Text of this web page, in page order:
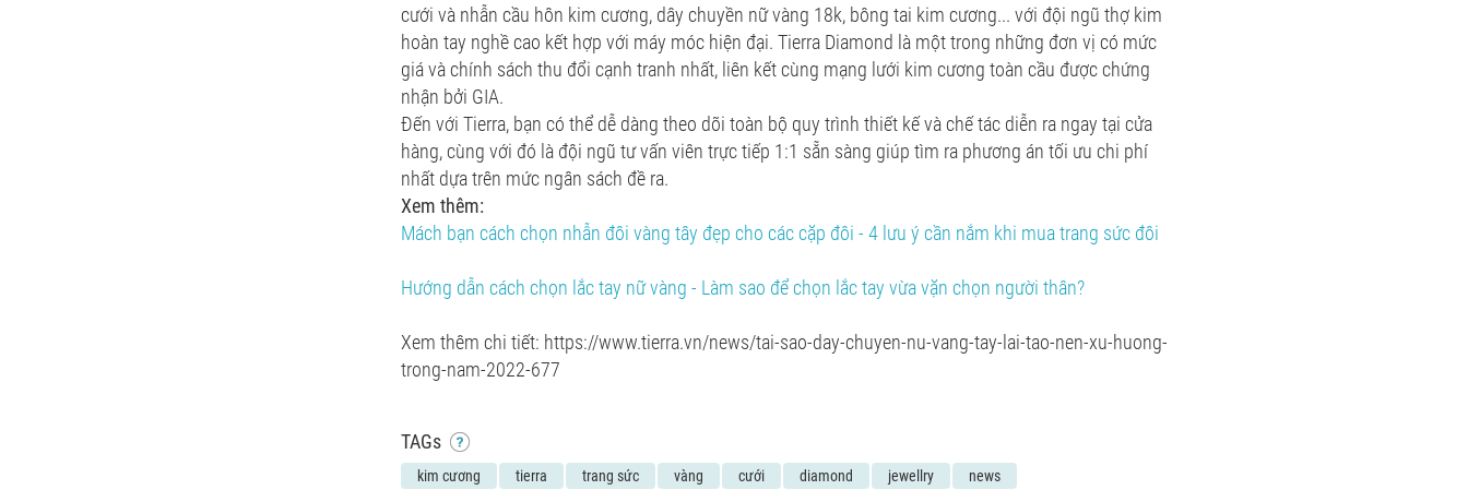
cưới và nhẫn cầu hôn kim cương, dây chuyền nữ vàng 18k, bông tai kim cương... với đội ngũ thợ kim
hoàn tay nghề cao kết hợp với máy móc hiện đại. Tierra Diamond là một trong những đơn vị có mức
giá và chính sách thu đổi cạnh tranh nhất, liên kết cùng mạng lưới kim cương toàn cầu được chứng
nhận bởi GIA.
Đến với Tierra, bạn có thể dễ dàng theo dõi toàn bộ quy trình thiết kế và chế tác diễn ra ngay tại cửa
hàng, cùng với đó là đội ngũ tư vấn viên trực tiếp 1:1 sẵn sàng giúp tìm ra phương án tối ưu chi phí
nhất dựa trên mức ngân sách đề ra.
Xem thêm:
Mách bạn cách chọn nhẫn đôi vàng tây đẹp cho các cặp đôi - 4 lưu ý cần nắm khi mua trang sức đôi
Hướng dẫn cách chọn lắc tay nữ vàng - Làm sao để chọn lắc tay vừa vặn chọn người thân?
Xem thêm chi tiết: https://www.tierra.vn/news/tai-sao-day-chuyen-nu-vang-tay-lai-tao-nen-xu-huong-
trong-nam-2022-677
TAGs
kim cương tierra trang sức vàng cưới diamond jewellry news